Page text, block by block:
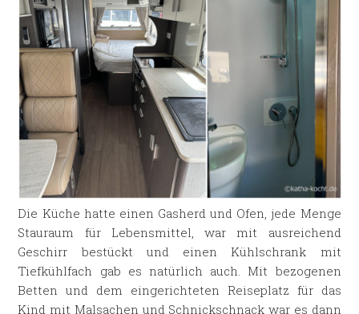
Die Küche hatte einen Gasherd und Ofen, jede Menge
Stauraum für Lebensmittel, war mit ausreichend
Geschirr bestückt und einen Kühlschrank mit
Tiefkühlfach gab es natürlich auch. Mit bezogenen
Betten und dem eingerichteten Reiseplatz für das
Kind mit Malsachen und Schnickschnack war es dann